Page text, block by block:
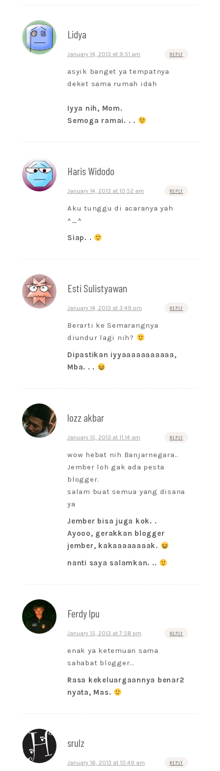
Lidya
January 14, 2013 at 9:51 am REPLY
asyik banget ya tempatnya
deket sama rumah idah
Iyya nih, Mom.
Semoga ramai. . .
Haris Widodo
January 14, 2013 at 10:52 am REPLY
Aku tunggu di acaranya yah
^_^
Siap. .
Esti Sulistyawan
January 14, 2013 at 3:49 pm REPLY
Berarti ke Semarangnya
diundur lagi nih?
Dipastikan iyyaaaaaaaaaaa,
Mba. . .
lozz akbar
January 15, 2013 at 11:14 am REPLY
wow hebat nih Banjarnegara..
Jember loh gak ada pesta
blogger.
salam buat semua yang disana
ya
Jember bisa juga kok. .
Ayooo, gerakkan blogger
jember, kakaaaaaaaak.
nanti saya salamkan. ..
Ferdy lpu
January 15, 2013 at 7:58 pm REPLY
enak ya ketemuan sama
sahabat blogger…
Rasa kekeluargaannya benar2
nyata, Mas.
srulz
January 16, 2013 at 10:49 am REPLY